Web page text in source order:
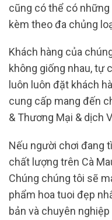
cũng có thể có
kèm theo đa chủng
Khách hàng của
không giống nhau, tự
luôn luôn đặt khách
cung cấp mang đến
& Thương Mại & dịch
Nếu người chơi đang
chất lượng trên Cà
Chúng chúng tôi sẽ
phẩm hoa tuoi đẹp
bản và chuyên